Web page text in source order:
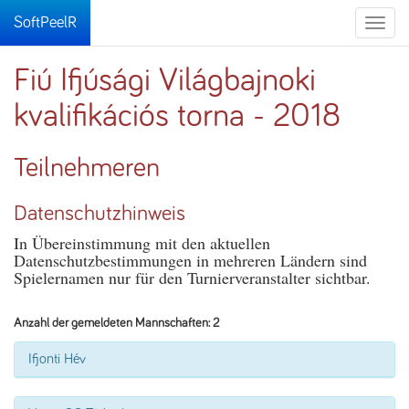
Toggle
SoftPeelR
Fiú Ifjúsági Világbajnoki
kvalifikációs torna - 2018
Teilnehmeren
Datenschutzhinweis
In Übereinstimmung mit den aktuellen
Datenschutzbestimmungen in mehreren Ländern sind
Spielernamen nur für den Turnierveranstalter sichtbar.
Anzahl der gemeldeten Mannschaften: 2
Ifjonti Hév